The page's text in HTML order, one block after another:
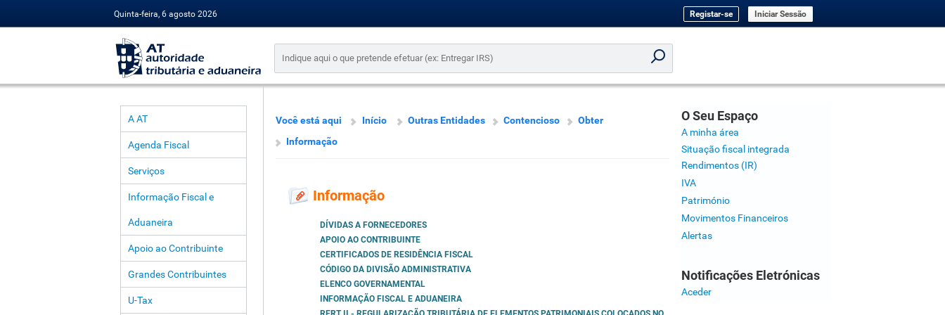
Quinta-feira, 6 agosto 2026 Registar-se Iniciar Sessão
A AT
Agenda Fiscal
Serviços
Informação Fiscal e
Aduaneira
Apoio ao Contribuinte
Grandes Contribuintes
U-Tax
Você está aqui Início Outras Entidades Contencioso
Obter
Informação
Informação
DÍVIDAS A FORNECEDORES
APOIO AO CONTRIBUINTE
CERTIFICADOS DE RESIDÊNCIA FISCAL
CÓDIGO DA DIVISÃO ADMINISTRATIVA
ELENCO GOVERNAMENTAL
INFORMAÇÃO FISCAL E ADUANEIRA
O Seu Espaço
A minha área
Situação fiscal integrada
Rendimentos (IR)
IVA
Património
Movimentos Financeiros
Alertas
Notificações Eletrónicas
Aceder